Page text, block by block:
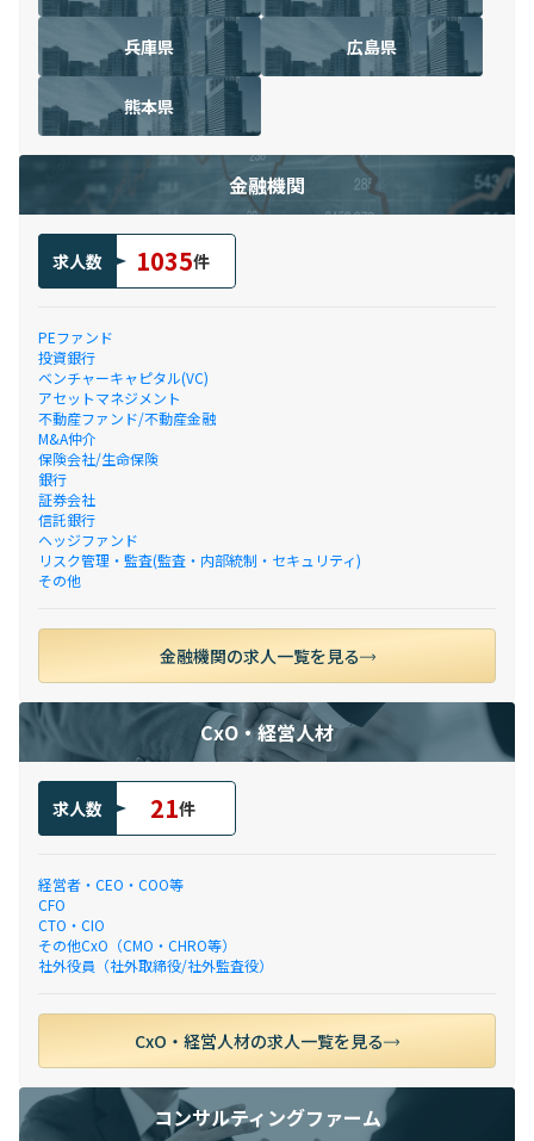
兵庫県 広島県
熊本県
金融機関
求人数 1035件
PEファンド
投資銀行
ベンチャーキャピタル(VC)
アセットマネジメント
不動産ファンド/不動産金融
M&A仲介
保険会社/生命保険
銀行
証券会社
信託銀行
ヘッジファンド
リスク管理・監査(監査・内部統制・セキュリティ)
その他
金融機関の求人一覧を見る
CxO・経営人材
求人数 21件
経営者・CEO・COO等
CFO
CTO・CIO
その他CxO（CMO・CHRO等）
社外役員（社外取締役/社外監査役）
CxO・経営人材の求人一覧を見る
コンサルティングファーム